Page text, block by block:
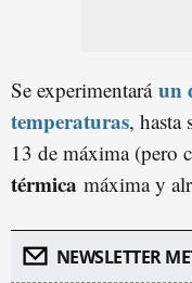
Se experimentará un
temperaturas, hasta
13 de máxima (pero
térmica máxima y
NEWSLETTER